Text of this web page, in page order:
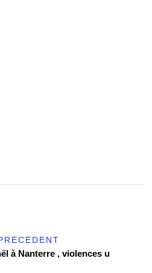
à Nanterre , violences u